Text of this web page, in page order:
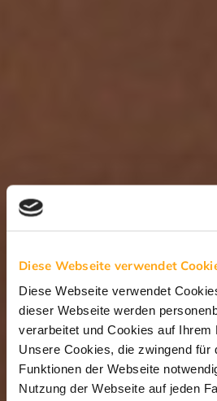
Diese Webseite verwendet
Diese Webseite verwendet
dieser Webseite werden
verarbeitet und Cookies auf Ihrem
Unsere Cookies, die zwingend für
Funktionen der Webseite
Nutzung der Webseite auf jeden